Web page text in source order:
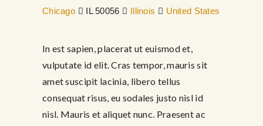
Chicago
IL 50056 Illinois United States
In est sapien, placerat ut euismod et,
vulputate id elit. Cras tempor, mauris sit
amet suscipit lacinia, libero tellus
consequat risus, eu sodales justo nisl id
nisl. Mauris et aliquet nunc. Praesent ac